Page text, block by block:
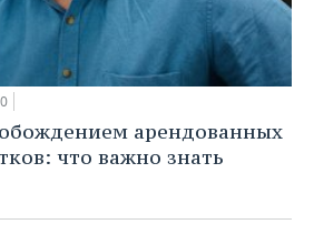
арендованных
что важно знать